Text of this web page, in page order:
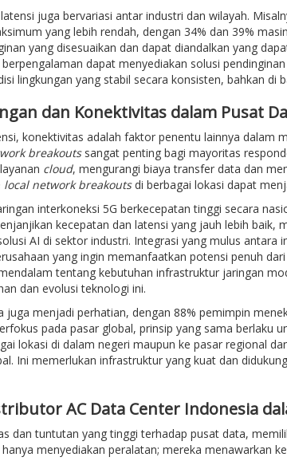
juga bervariasi antar industri dan wilayah.
yang lebih rendah, dengan 34% dan 39%
yang disesuaikan dan dapat diandalkan yang
dapat menyediakan solusi
lingkungan yang stabil secara konsisten, bahkan di
dan Konektivitas dalam Pusat
konektivitas adalah faktor penentu lainnya dalam
breakoutssangat penting bagi mayoritas
cloud, mengurangi biaya transfer data dan
local network breakoutsdi berbagai lokasi dapat
interkoneksi 5G berkecepatan tinggi secara
kecepatan dan latensi yang jauh lebih baik,
AI di sektor industri. Integrasi yang mulus antara
yang ingin memanfaatkan potensi penuh
tentang kebutuhan infrastruktur jaringan
dan evolusi teknologi ini.
juga menjadi perhatian, dengan 88% pemimpin
pada pasar global, prinsip yang sama berlaku
lokasi di dalam negeri maupun ke pasar regional
Ini memerlukan infrastruktur yang kuat dan
AC Data Center Indonesia
dan tuntutan yang tinggi terhadap pusat data,
menyediakan peralatan; mereka menawarkan